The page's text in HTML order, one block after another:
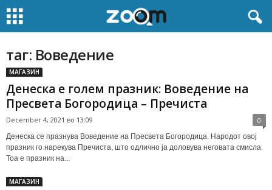
таг: Воведение
МАГАЗИН
Денеска е голем празник: Воведение на
Пресвета Богородица – Пречиста
December 4, 2021 во 13:09 0
Денеска се празнува Воведение на Пресвета Богородица. Народот овој
празник го нарекува Пречиста, што одлично ја доловува неговата смисла.
Тоа е празник на...
МАГАЗИН